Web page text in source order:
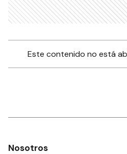
Este contenido no está
Nosotros